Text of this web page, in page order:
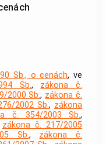
Sb., o cenách, ve
Sb., zákona č.
2000 Sb., zákona č.
2002 Sb., zákona
č. 354/2003 Sb.,
zákona č. 217/2005
Sb., zákona č.